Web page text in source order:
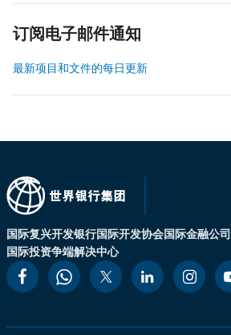
订阅电子邮件通知
最新项目和文件的每日更新
国际复兴开发银行国际开发协会国际金融公司
国际投资争端解决中心